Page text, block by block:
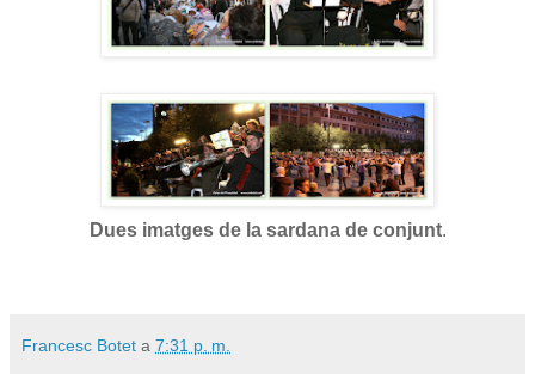
Dues imatges de la sardana de conjunt.
Francesc Botet a 7:31 p. m.